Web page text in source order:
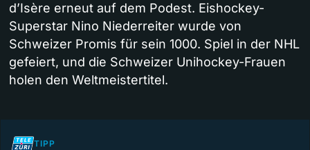
d’Isère erneut auf dem Podest. Eishockey-
Superstar Nino Niederreiter wurde von
Schweizer Promis für sein 1000. Spiel in der NHL
gefeiert, und die Schweizer Unihockey-Frauen
holen den Weltmeistertitel.
TIPP